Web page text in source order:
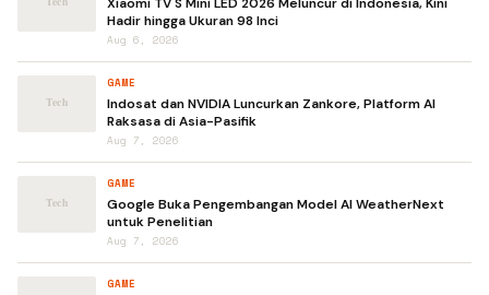
Hadir hingga Ukuran 98 Inci
Aug 6, 2026
GAME
Indosat dan NVIDIA Luncurkan Zankore, Platform AI
Raksasa di Asia-Pasifik
Aug 7, 2026
GAME
Google Buka Pengembangan Model AI WeatherNext
untuk Penelitian
Aug 7, 2026
GAME